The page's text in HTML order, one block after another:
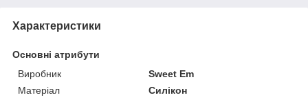
Характеристики
Основні атрибути
Виробник
Sweet Em
Матеріал
Силікон